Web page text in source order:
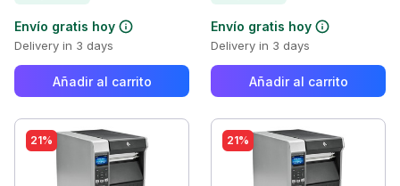
Envío gratis hoy
Delivery in 3 days
Añadir al carrito
Envío gratis hoy
Delivery in 3 days
Añadir al carrito
21% 21%